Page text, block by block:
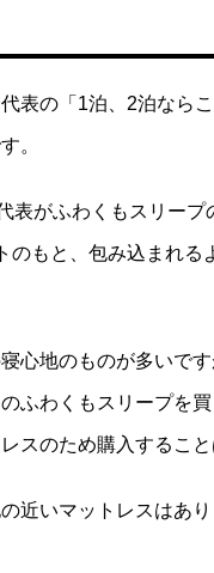
表の「1泊、2泊なら
。
表がふわくもスリープ
もと、包み込まれる
心地のものが多いで
ふわくもスリープを
スのため購入すること
近いマットレスはあ